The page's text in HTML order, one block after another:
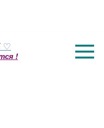
♡
!